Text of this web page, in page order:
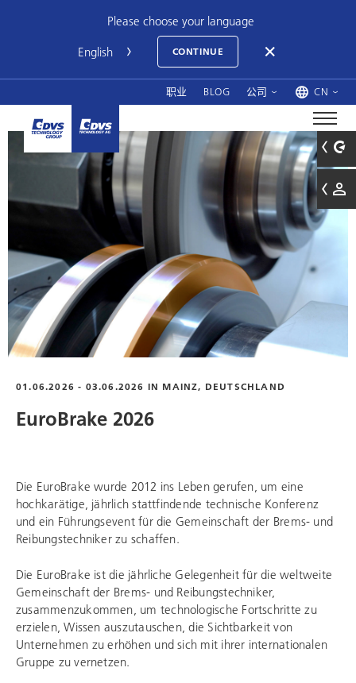
Please choose your language
CONTINUE
职业 BLOG 公司 CN
01.06.2026 - 03.06.2026 IN MAINZ, DEUTSCHLAND
EuroBrake 2026
Die EuroBrake wurde 2012 ins Leben gerufen, um eine
hochkarätige, jährlich stattfindende technische Konferenz
und ein Führungsevent für die Gemeinschaft der Brems- und
Reibungstechniker zu schaffen.
Die EuroBrake ist die jährliche Gelegenheit für die weltweite
Gemeinschaft der Brems- und Reibungstechniker,
zusammenzukommen, um technologische Fortschritte zu
erzielen, Wissen auszutauschen, die Sichtbarkeit von
Unternehmen zu erhöhen und sich mit ihrer internationalen
Gruppe zu vernetzen.